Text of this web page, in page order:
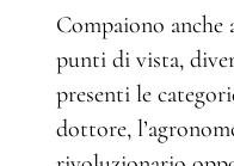
Compaiono
punti di vista,
presenti le
dottore,